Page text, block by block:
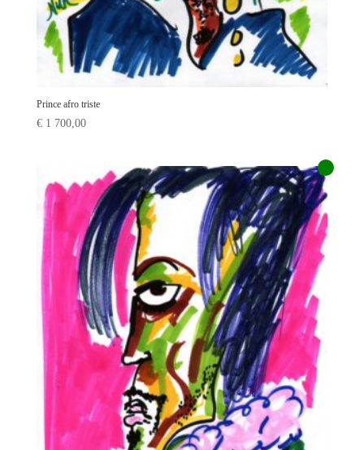
Prince afro triste
€1 700,00